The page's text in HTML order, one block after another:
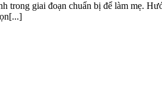
trong giai đoạn chuẩn bị để làm mẹ.